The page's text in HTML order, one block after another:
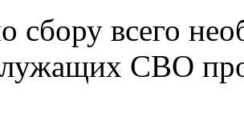
сбору всего
СВО